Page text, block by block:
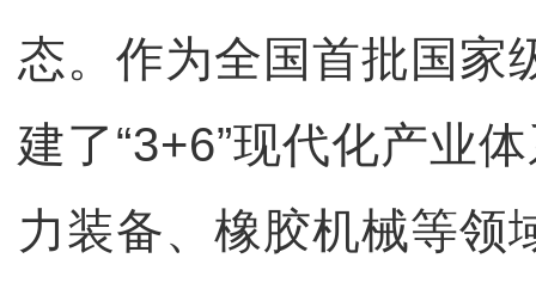
态。作为全国首批国家
建了“3+6”现代化产业
力装备、橡胶机械等领